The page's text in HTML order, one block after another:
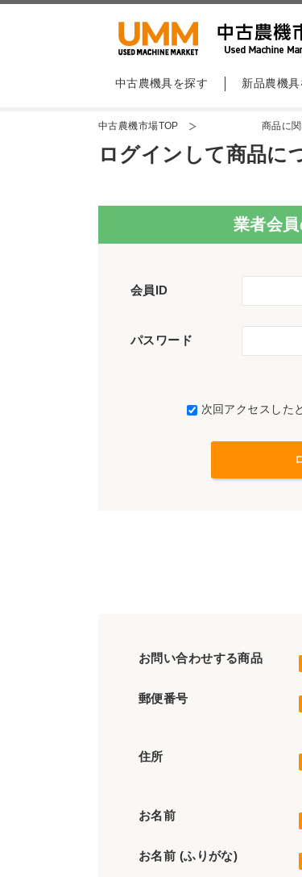
中古農機具を探す 新品農機具
中古農機市場TOP 商品に
ログインして商品に
業者会
会員ID
パスワード
次回アクセスした
お問い合わせする商品
郵便番号
住所
お名前
お名前 (ふりがな)